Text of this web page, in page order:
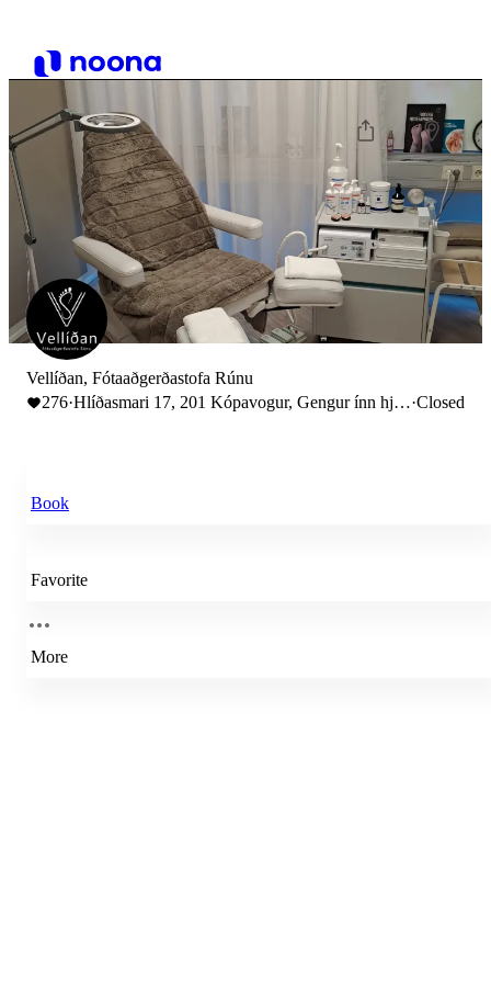
Vellíðan, Fótaaðgerðastofa Rúnu
276·Hlíðasmari 17, 201 Kópavogur, Gengur ínn hjá
·Closed
Book
Favorite
More